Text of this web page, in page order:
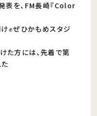
表を、FM長崎『Color
✊ぜひかもめスタジ
た方には、先着で第